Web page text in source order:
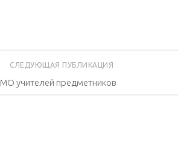
СЛЕДУЮЩАЯ ПУБЛИКАЦИЯ
МО учителей предметников